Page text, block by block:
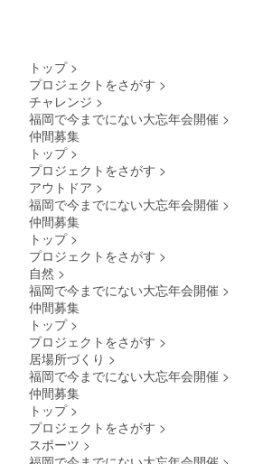
トップ >
プロジェクトをさがす >
チャレンジ >
福岡で今までにない大忘年会開催 >
仲間募集
トップ >
プロジェクトをさがす >
アウトドア >
福岡で今までにない大忘年会開催 >
仲間募集
トップ >
プロジェクトをさがす >
自然 >
福岡で今までにない大忘年会開催 >
仲間募集
トップ >
プロジェクトをさがす >
居場所づくり >
福岡で今までにない大忘年会開催 >
仲間募集
トップ >
プロジェクトをさがす >
スポーツ >